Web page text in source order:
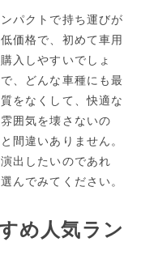
パクトで持ち運びが
価格で、初めて車用
入しやすいでしょ
、どんな車種にも最
をなくして、快適な
囲気を壊さないの
間違いありません。
出したいのであれ
んでみてください。
め人気ラン